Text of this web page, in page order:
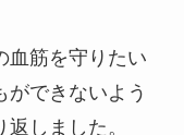
血筋を守りたい
ができないよう
しました。